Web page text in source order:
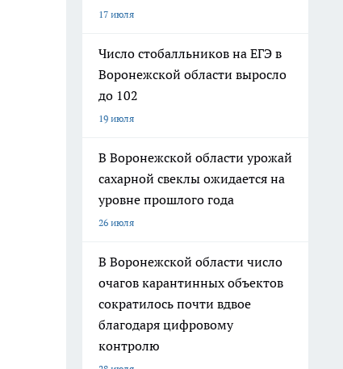
17 июля
Число стобалльников на ЕГЭ в
Воронежской области выросло
до 102
19 июля
В Воронежской области урожай
сахарной свеклы ожидается на
уровне прошлого года
26 июля
В Воронежской области число
очагов карантинных объектов
сократилось почти вдвое
благодаря цифровому
контролю